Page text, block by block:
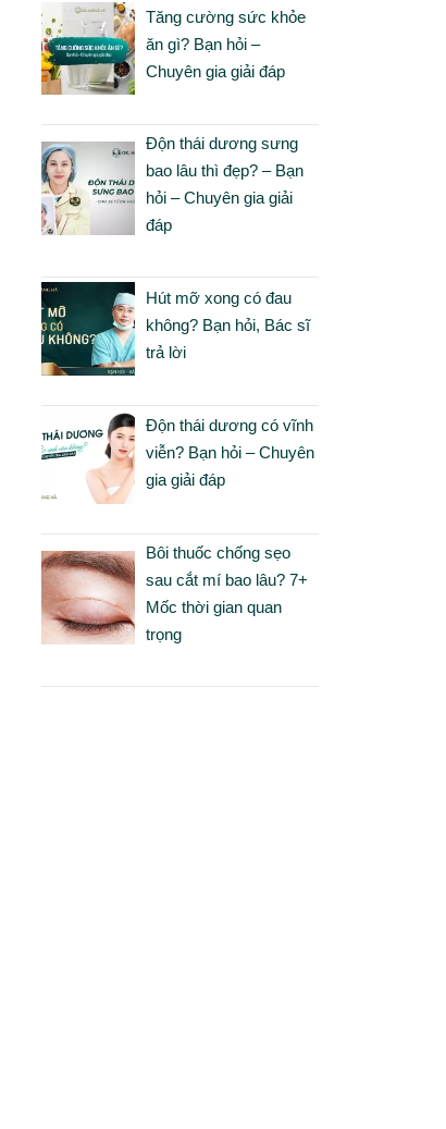
Tăng cường sức khỏe
ăn gì? Bạn hỏi –
Chuyên gia giải đáp
Độn thái dương sưng
bao lâu thì đẹp? – Bạn
hỏi – Chuyên gia giải
đáp
Hút mỡ xong có đau
không? Bạn hỏi, Bác sĩ
trả lời
Độn thái dương có vĩnh
viễn? Bạn hỏi – Chuyên
gia giải đáp
Bôi thuốc chống sẹo
sau cắt mí bao lâu? 7+
Mốc thời gian quan
trọng